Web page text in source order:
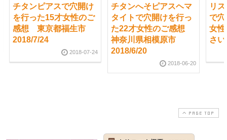
チタンピアスで穴開け
を行った15才女性のご
感想 東京都福生市
2018/7/24
2018-07-24
チタンへそピアスヘマ
タイトで穴開けを行っ
た22才女性のご感想
神奈川県相模原市
2018/6/20
2018-06-20
リ
で
女
さ
PAGE TOP